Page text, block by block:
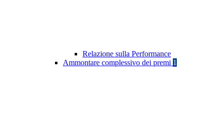
Relazione sulla Performance
Ammontare complessivo dei premi 1